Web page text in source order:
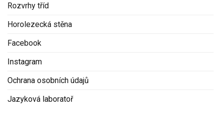
Rozvrhy tříd
Horolezecká stěna
Facebook
Instagram
Ochrana osobních údajů
Jazyková laboratoř